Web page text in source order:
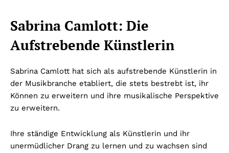
Sabrina Camlott: Die
Aufstrebende Künstlerin
Sabrina Camlott hat sich als aufstrebende Künstlerin in
der Musikbranche etabliert, die stets bestrebt ist, ihr
Können zu erweitern und ihre musikalische Perspektive
zu erweitern.
Ihre ständige Entwicklung als Künstlerin und ihr
unermüdlicher Drang zu lernen und zu wachsen sind